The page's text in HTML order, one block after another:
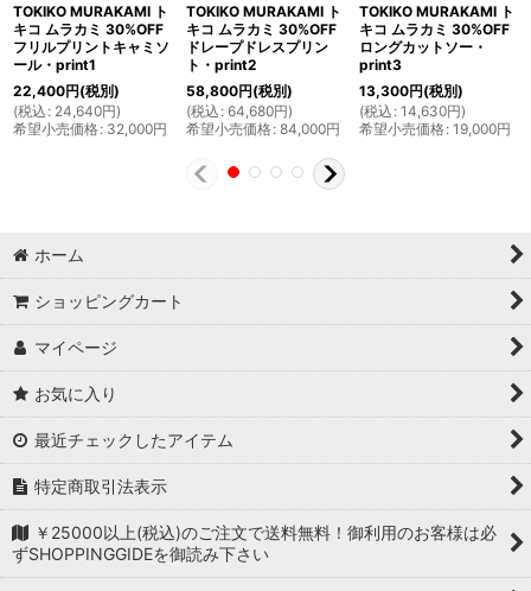
TOKIKO MURAKAMI ト
キコ ムラカミ 30%OFF
フリルプリントキャミソ
ール・print1
22,400円(税別)
(税込 : 24,640円)
希望小売価格: 32,000円
TOKIKO MURAKAMI ト
キコ ムラカミ 30%OFF
ドレープドレスプリン
ト・print2
58,800円(税別)
(税込 : 64,680円)
希望小売価格: 84,000円
TOKIKO MURAKAMI ト
キコ ムラカミ 30%OFF
ロングカットソー・
print3
13,300円(税別)
(税込 : 14,630円)
希望小売価格: 19,000円
ホーム
ショッピングカート
マイページ
お気に入り
最近チェックしたアイテム
特定商取引法表示
￥25000以上(税込)のご注文で送料無料！御利用のお客様は必
ずSHOPPINGGIDEを御読み下さい